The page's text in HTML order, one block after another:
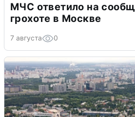
МЧС ответило на
грохоте в Москве
7 августа 0